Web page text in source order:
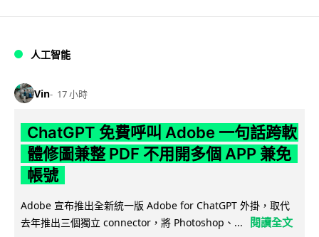
人工智能
Vin 17 小時
ChatGPT 免費呼叫 Adobe 一句話跨軟
體修圖兼整 PDF 不用開多個 APP 兼免
帳號
Adobe 宣布推出全新統一版 Adobe for ChatGPT 外掛，取代
去年推出三個獨立 connector，將 Photoshop、...
閱讀全文